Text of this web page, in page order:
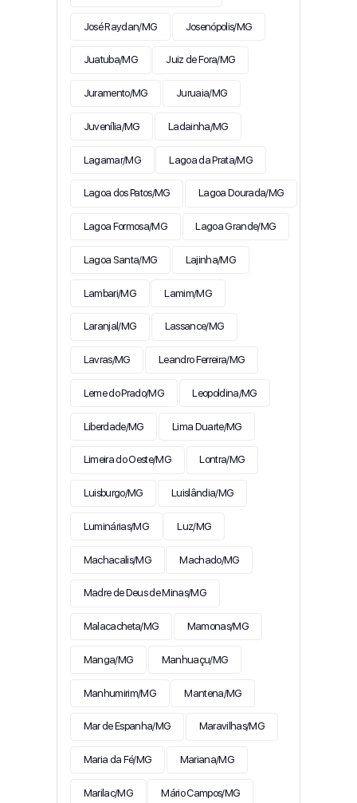
José Raydan/MG Josenópolis/MG
Juatuba/MG Juiz de Fora/MG
Juramento/MG Juruaia/MG
Juvenília/MG Ladainha/MG
Lagamar/MG Lagoa da Prata/MG
Lagoa dos Patos/MG Lagoa Dourada/MG
Lagoa Formosa/MG Lagoa Grande/MG
Lagoa Santa/MG Lajinha/MG
Lambari/MG Lamim/MG
Laranjal/MG Lassance/MG
Lavras/MG Leandro Ferreira/MG
Leme do Prado/MG Leopoldina/MG
Liberdade/MG Lima Duarte/MG
Limeira do Oeste/MG Lontra/MG
Luisburgo/MG Luislândia/MG
Luminárias/MG Luz/MG
Machacalis/MG Machado/MG
Madre de Deus de Minas/MG
Malacacheta/MG Mamonas/MG
Manga/MG Manhuaçu/MG
Manhumirim/MG Mantena/MG
Mar de Espanha/MG Maravilhas/MG
Maria da Fé/MG Mariana/MG
Marilac/MG Mário Campos/MG